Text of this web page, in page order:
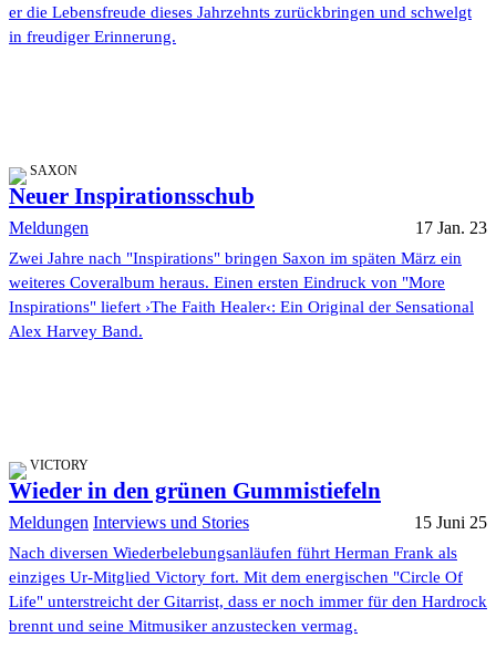
er die Lebensfreude dieses Jahrzehnts zurückbringen und schwelgt
in freudiger Erinnerung.
SAXON
Neuer Inspirationsschub
Meldungen 17 Jan. 23
Zwei Jahre nach "Inspirations" bringen Saxon im späten März ein
weiteres Coveralbum heraus. Einen ersten Eindruck von "More
Inspirations" liefert ›The Faith Healer‹: Ein Original der Sensational
Alex Harvey Band.
VICTORY
Wieder in den grünen Gummistiefeln
Meldungen Interviews und Stories 15 Juni 25
Nach diversen Wiederbelebungsanläufen führt Herman Frank als
einziges Ur-Mitglied Victory fort. Mit dem energischen "Circle Of
Life" unterstreicht der Gitarrist, dass er noch immer für den Hardrock
brennt und seine Mitmusiker anzustecken vermag.